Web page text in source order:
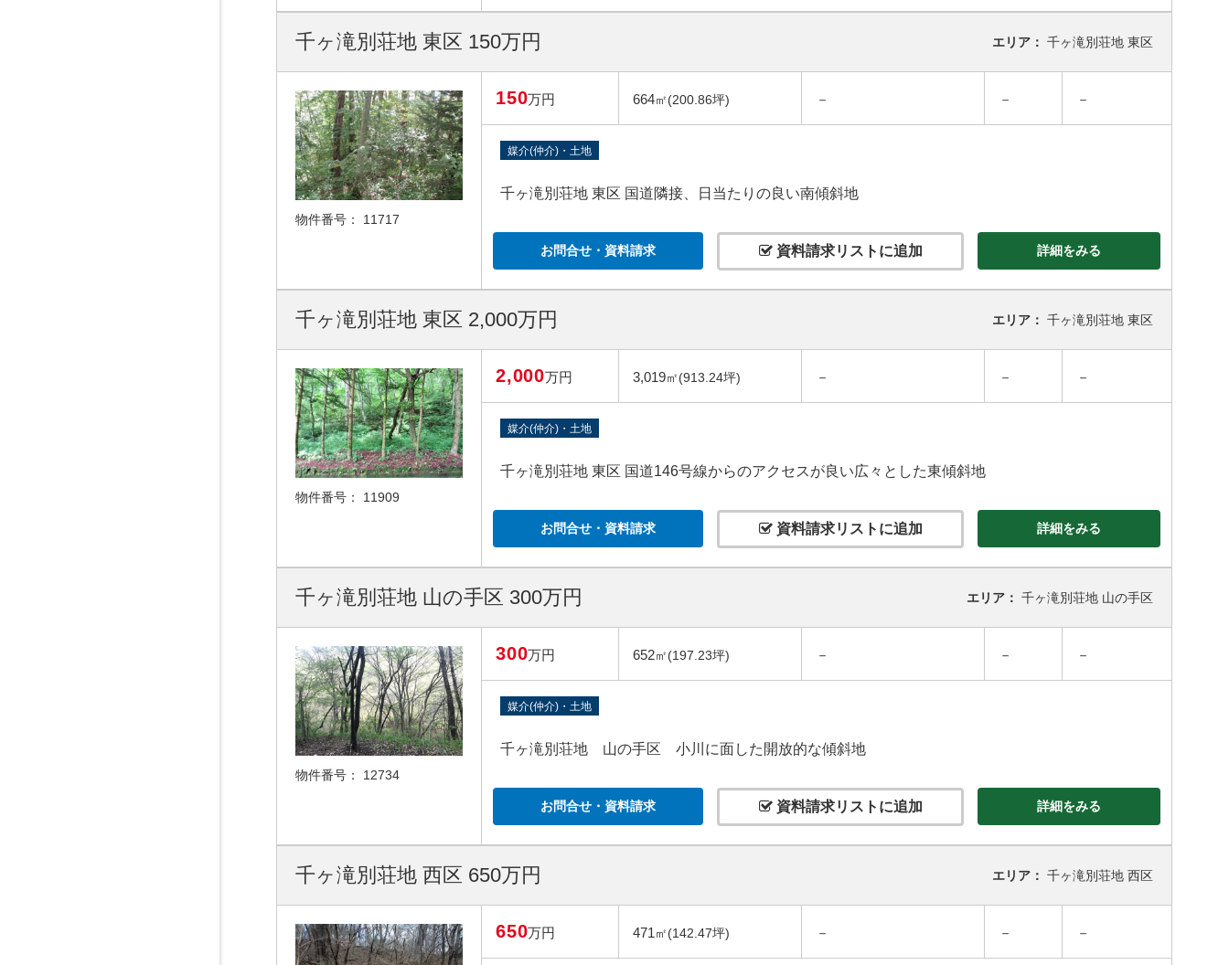
千ヶ滝別荘地 東区 150万円 エリア： 千ヶ滝別荘地 東区
物件番号： 11717
150万円 664㎡(200.86坪) － － －
媒介(仲介)・土地
千ヶ滝別荘地 東区 国道隣接、日当たりの良い南傾斜地
お問合せ・資料請求 資料請求リストに追加 詳細をみる
千ヶ滝別荘地 東区 2,000万円 エリア： 千ヶ滝別荘地 東区
物件番号： 11909
2,000万円 3,019㎡(913.24坪) － － －
媒介(仲介)・土地
千ヶ滝別荘地 東区 国道146号線からのアクセスが良い広々とした東傾斜地
お問合せ・資料請求 資料請求リストに追加 詳細をみる
千ヶ滝別荘地 山の手区 300万円 エリア： 千ヶ滝別荘地 山の手区
物件番号： 12734
300万円 652㎡(197.23坪) － － －
媒介(仲介)・土地
千ヶ滝別荘地 山の手区 小川に面した開放的な傾斜地
お問合せ・資料請求 資料請求リストに追加 詳細をみる
千ヶ滝別荘地 西区 650万円 エリア： 千ヶ滝別荘地 西区
650万円 471㎡(142.47坪) － － －